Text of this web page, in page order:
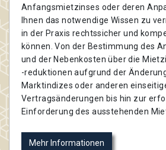
Anfangsmietzinses oder deren
Ihnen das notwendige Wissen zu
in der Praxis rechtssicher und
können. Von der Bestimmung des
und der Nebenkosten über die
-reduktionen aufgrund der
Marktindizes oder anderen
Vertragsänderungen bis hin zur
Einforderung des ausstehenden
Mehr Informationen